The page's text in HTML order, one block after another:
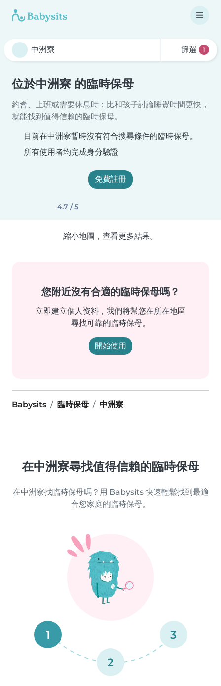
篩選 1
位於中洲寮 的臨時保母
約會、上班或需要休息時：比和孩子討論睡覺時間更快，
就能找到值得信賴的臨時保母。
目前在中洲寮暫時沒有符合搜尋條件的臨時保母。
所有使用者均完成身分驗證
免費註冊
4.7 / 5
縮小地圖，查看更多結果。
您附近沒有合適的臨時保母嗎？
立即建立個人资料，我們將幫您在所在地區
尋找可靠的臨時保母。
開始使用
Babysits 臨時保母 中洲寮
在中洲寮尋找值得信賴的臨時保母
在中洲寮找臨時保母嗎？用 Babysits 快速輕鬆找到最適
合您家庭的臨時保母。
1
2
3